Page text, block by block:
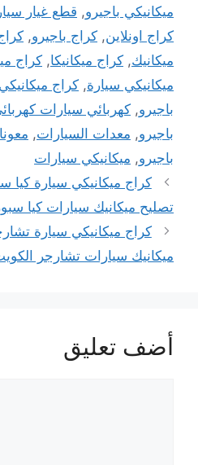
ميكانيكي باجيرو, قطع غيار
كراج اونلاين, كراج باجيرو,
ميكانيك, كراج ميكانيكا, كراج
ميكانيكي سيارة, كراج
باجيرو, كهربائي سيارات
باجيرو, معدات السيارات,
باجيرو, ميكانيكي سيارات
تصليح ميكانيك سيارات كيا
ميكانيك سيارات تشارجر
أضف تعليق